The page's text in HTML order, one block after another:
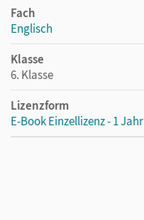
Fach
Englisch
Klasse
6. Klasse
Lizenzform
E-Book Einzellizenz - 1 Jahr